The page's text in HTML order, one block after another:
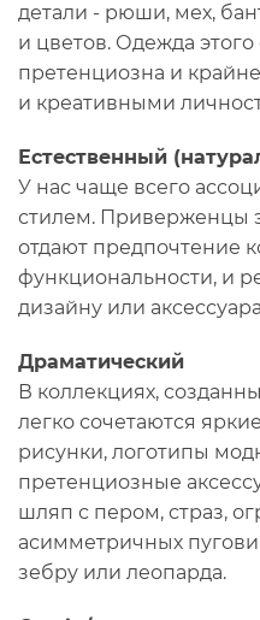
детали - рюши, мех,
и цветов. Одежда
претенциозна и
и креативными
Естественный
У нас чаще всего
стилем. Приверженцы
отдают предпочтение
функциональности, и
дизайну или
Драматический
В коллекциях,
легко сочетаются
рисунки, логотипы
претенциозные
шляп с пером, страз,
асимметричных
зебру или леопарда.